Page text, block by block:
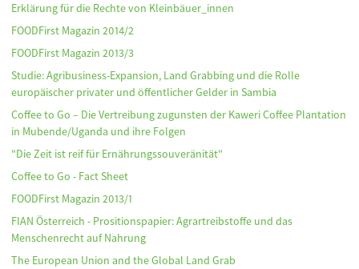
Erklärung für die Rechte von Kleinbäuer_innen
FOODFirst Magazin 2014/2
FOODFirst Magazin 2013/3
Studie: Agribusiness-Expansion, Land Grabbing und die Rolle
europäischer privater und öffentlicher Gelder in Sambia
Coffee to Go – Die Vertreibung zugunsten der Kaweri Coffee Plantation
in Mubende/Uganda und ihre Folgen
"Die Zeit ist reif für Ernährungssouveränität"
Coffee to Go - Fact Sheet
FOODFirst Magazin 2013/1
FIAN Österreich - Prositionspapier: Agrartreibstoffe und das
Menschenrecht auf Nahrung
The European Union and the Global Land Grab